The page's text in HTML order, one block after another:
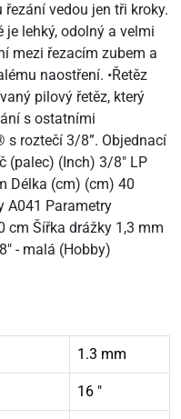
vedou jen tři kroky.
je lehký, odolný a velmi
mezi řezacím zubem a
naostření. •Řetěz
pilový řetěz, který
s ostatními
s roztečí 3/8”. Objednací
(palec) (Inch) 3/8" LP
Délka (cm) (cm) 40
A041 Parametry
cm Šířka drážky 1,3 mm
- malá (Hobby)
1.3 mm
16 "